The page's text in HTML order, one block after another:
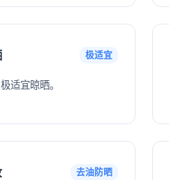
极适宜
适宜晾晒。
去油防晒